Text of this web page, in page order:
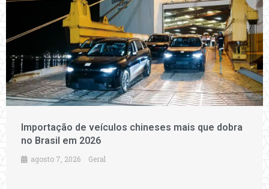
Importação de veículos chineses mais que dobra
no Brasil em 2026
agosto 7, 2026 Geral